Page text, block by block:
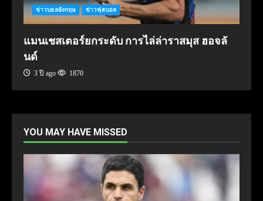
ข่าวบอลอังกฤษ ข่าวฟุตบอล
แมนเชสเตอร์ยกระดับ การไล่ล่าราสมุส ฮอจลั
นด์
3 ปี ago 1870
YOU MAY HAVE MISSED